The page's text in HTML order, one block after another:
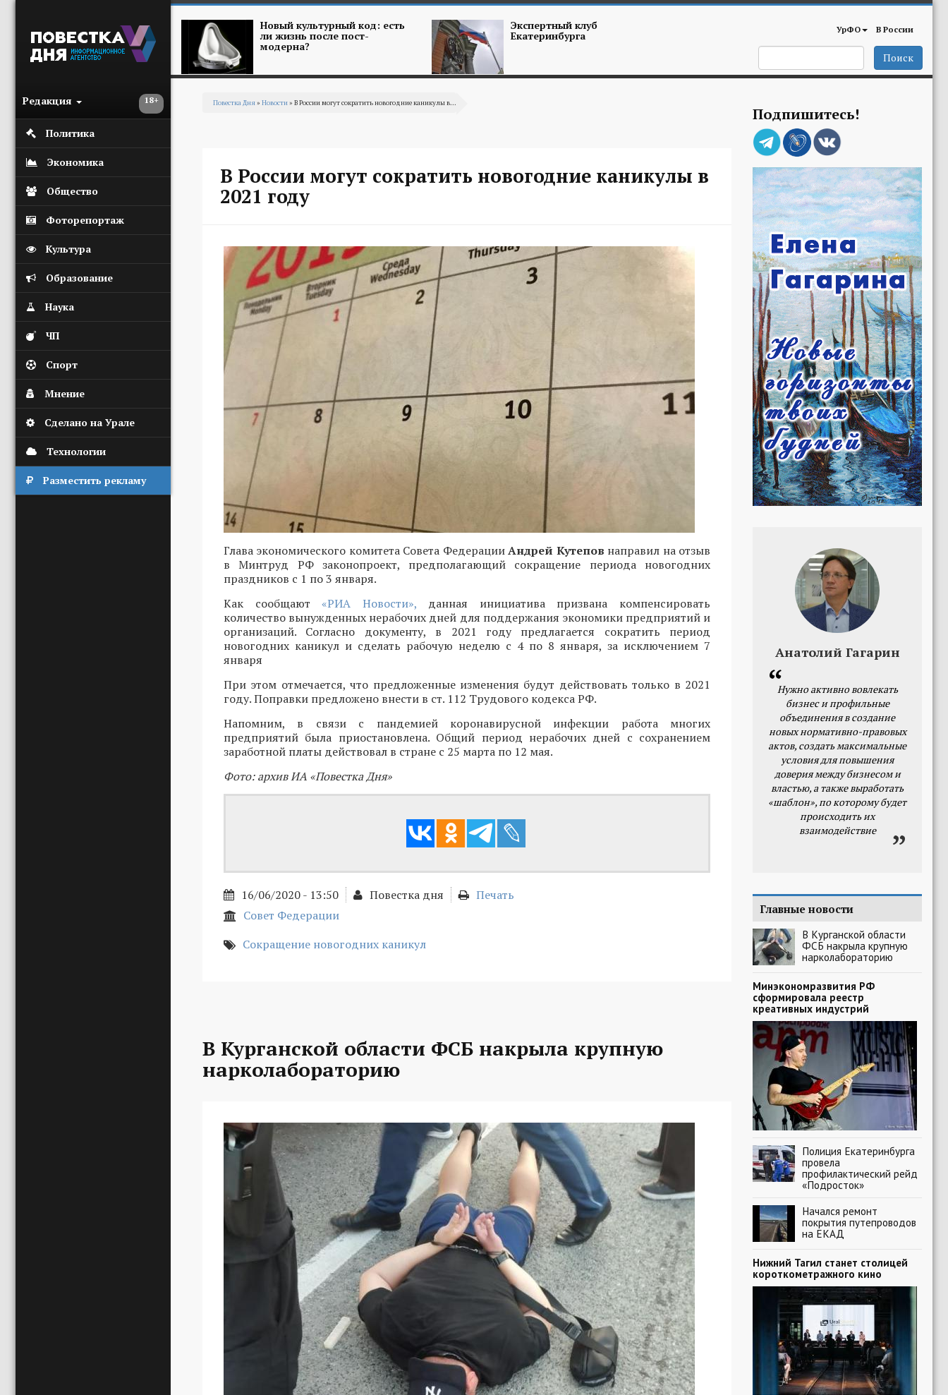
18+
Редакция
Политика
Экономика
Общество
Фоторепортаж
Культура
Образование
Наука
ЧП
Спорт
Мнение
Сделано на Урале
Технологии
Разместить рекламу
Новый культурный код: есть
ли жизнь после пост-
модерна?
Экспертный клуб
Екатеринбурга УрФО В России
Поиск
Повестка Дня» Новости» В России могут сократить новогодние каникулы в...
В России могут сократить новогодние каникулы в
2021 году
Глава экономического комитета Совета ФедерацииАндрей Кутепов направил на отзыв
в Минтруд РФ законопроект, предполагающий сокращение периода новогодних
праздников с 1 по 3 января.
Как сообщают«РИА Новости», данная инициатива призвана компенсировать
количество вынужденных нерабочих дней для поддержания экономики предприятий и
организаций. Согласно документу, в 2021 году предлагается сократить период
новогодних каникул и сделать рабочую неделю с 4 по 8 января, за исключением 7
января
При этом отмечается, что предложенные изменения будут действовать только в 2021
году. Поправки предложено внести в ст. 112 Трудового кодекса РФ.
Напомним, в связи с пандемией коронавирусной инфекции работа многих
предприятий была приостановлена. Общий период нерабочих дней с сохранением
заработной платы действовал в стране с 25 марта по 12 мая.
Фото: архив ИА «Повестка Дня»
16/06/2020 - 13:50 Повестка дня
Печать
Совет Федерации
Сокращение новогодних каникул
В Курганской области ФСБ накрыла крупную
нарколабораторию
Подпишитесь!
Анатолий Гагарин
Нужно активно вовлекать
бизнес и профильные
объединения в создание
новых нормативно-правовых
актов, создать максимальные
условия для повышения
доверия между бизнесом и
властью, а также выработать
«шаблон», по которому будет
происходить их
взаимодействие
Главные новости
В Курганской области
ФСБ накрыла крупную
нарколабораторию
Минэкономразвития РФ
сформировала реестр
креативных индустрий
Полиция Екатеринбурга
провела
профилактический рейд
«Подросток»
Начался ремонт
покрытия путепроводов
на ЕКАД
Нижний Тагил станет столицей
короткометражного кино